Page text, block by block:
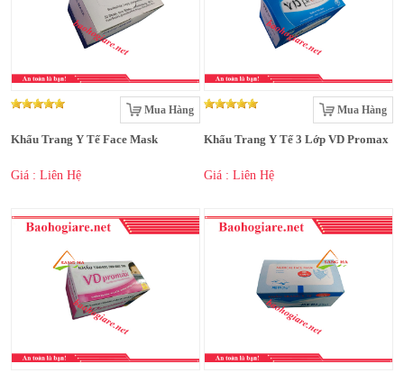
Mua Hàng
Khẩu Trang Y Tế Face Mask
Giá : Liên Hệ
Mua Hàng
Khẩu Trang Y Tế 3 Lớp VD Promax
Giá : Liên Hệ